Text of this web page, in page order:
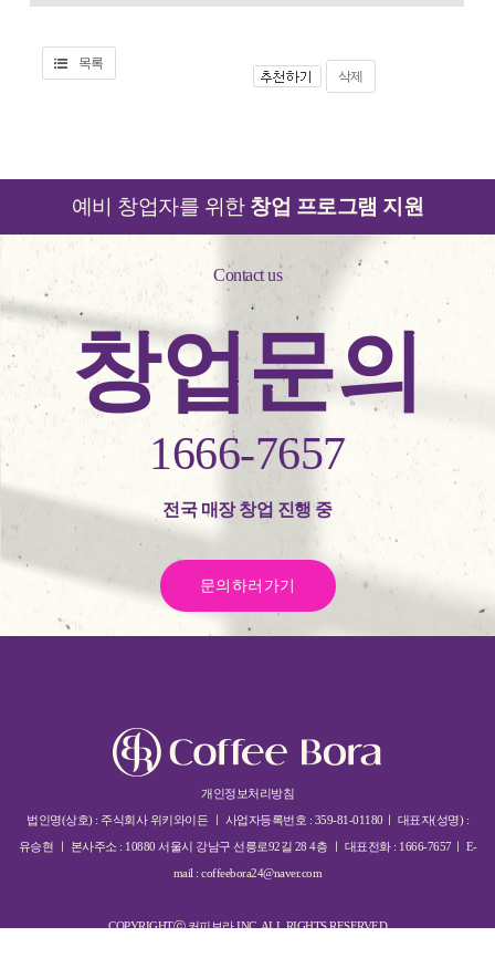
목록
삭제
예비 창업자를 위한 창업 프로그램 지원
Contact us
창업문의
1666-7657
전국 매장 창업 진행 중
문의하러가기
개인정보처리방침
법인명(상호) : 주식회사 위키와이든 ㅣ 사업자등록번호 : 359-81-01180ㅣ 대표자(성명) :
유승현 ㅣ 본사주소 : 10880 서울시 강남구 선릉로92길 28 4층 ㅣ 대표전화 : 1666-7657ㅣ E-
mail : coffeebora24@naver.com
COPYRIGHTⓒ 커피보라 INC. ALL RIGHTS RESERVED